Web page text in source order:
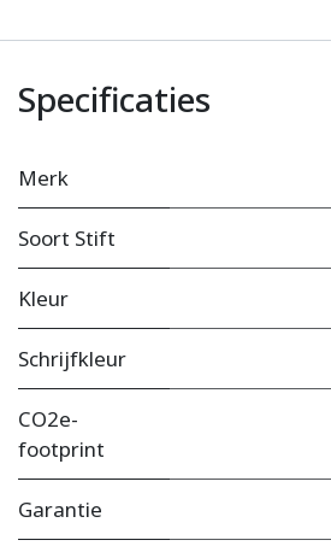
Specificaties
Merk
Soort Stift
Kleur
Schrijfkleur
CO2e-
footprint
Garantie